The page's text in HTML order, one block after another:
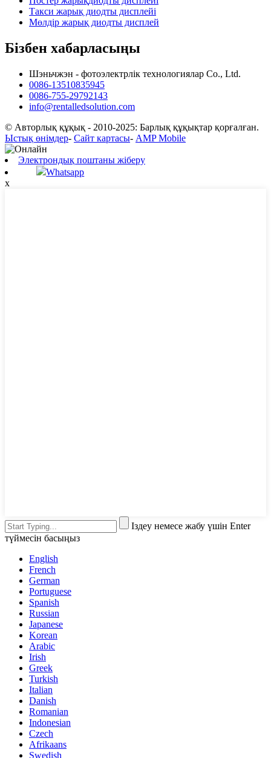
Такси жарық диодты дисплейі
Мөлдір жарық диодты дисплей
Бізбен хабарласыңы
Шэньчжэн - фотоэлектрлік технологиялар Co., Ltd.
0086-13510835945
0086-755-29792143
info@rentalledsolution.com
© Авторлық құқық - 2010-2025: Барлық құқықтар қорғалған.
Ыстық өнімдер- Сайт картасы- AMP Mobile
Электрондық поштаны жіберу
Whatsapp
x
Іздеу немесе жабу үшін Enter
түймесін басыңыз
English
French
German
Portuguese
Spanish
Russian
Japanese
Korean
Arabic
Irish
Greek
Turkish
Italian
Danish
Romanian
Indonesian
Czech
Afrikaans
Swedish